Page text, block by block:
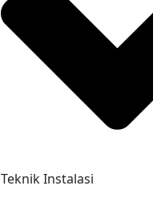
Teknik Instalasi